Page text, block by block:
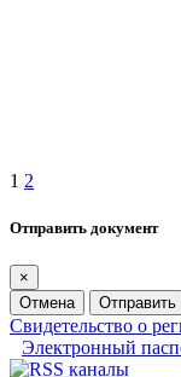
1 2
Отправить документ
×
Отмена
Отправить
Свидетельство о
Электронный